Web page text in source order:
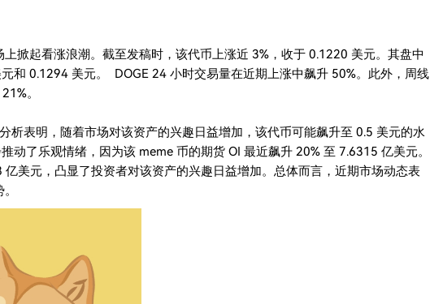
掀起看涨浪潮。截至发稿时，该代币上涨近 3%，收于 0.1220 美元。其盘中
和 0.1294 美元。 DOGE 24 小时交易量在近期上涨中飙升 50%。此外，周线
。
析表明，随着市场对该资产的兴趣日益增加，该代币可能飙升至 0.5 美元的水
动了乐观情绪，因为该 meme 币的期货 OI 最近飙升 20% 至 7.6315 亿美元。
美元，凸显了投资者对该资产的兴趣日益增加。总体而言，近期市场动态表